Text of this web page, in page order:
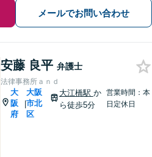
メールでお問い合わせ
安藤 良平 弁護士
法律事務所ａｎｄ
大
阪
府
|
大阪
市北
区
大江橋駅 か
ら徒歩5分
営業時間：本
日定休日